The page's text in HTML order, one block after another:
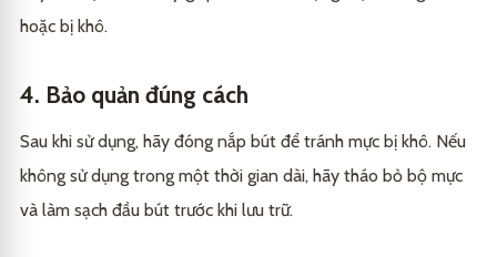
hoặc bị khô.
4. Bảo quản đúng cách
Sau khi sử dụng, hãy đóng nắp bút để tránh mực bị khô. Nếu
không sử dụng trong một thời gian dài, hãy tháo bỏ bộ mực
và làm sạch đầu bút trước khi lưu trữ.